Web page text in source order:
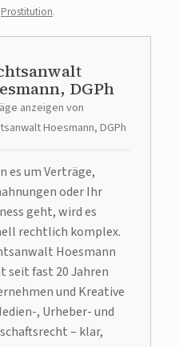
Prostitution.
DGPh
anzeigen von
Hoesmann, DGPh
es um Verträge,
oder Ihr
geht, wird es
rechtlich komplex.
Hoesmann
seit fast 20 Jahren
und Kreative
, Urheber- und
– klar,